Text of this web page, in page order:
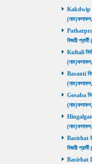
Kakdwip
বিজয়ী
Kultali
Basanti
Gosaba
Hingalganj
Basirhat
বিজয়ী
Basirhat